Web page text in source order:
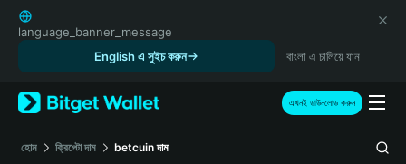
English
日本語
Русский
Español (Latinoamérica)
Türkçe
Italiano
language_banner_message
English এ সুইচ করুন
বাংলা এ চালিয়ে যান
এখনই ডাউনলোড করুন
হোম ক্রিপ্টো দাম betcuin দাম